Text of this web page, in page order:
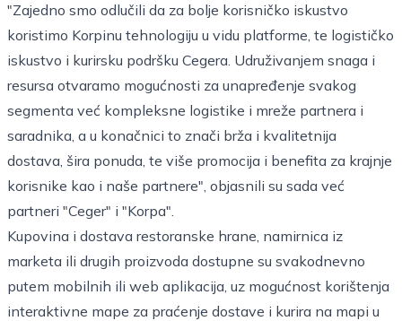
"Zajedno smo odlučili da za bolje korisničko iskustvo
koristimo Korpinu tehnologiju u vidu platforme, te logističko
iskustvo i kurirsku podršku Cegera. Udruživanjem snaga i
resursa otvaramo mogućnosti za unapređenje svakog
segmenta već kompleksne logistike i mreže partnera i
saradnika, a u konačnici to znači brža i kvalitetnija
dostava, šira ponuda, te više promocija i benefita za krajnje
korisnike kao i naše partnere", objasnili su sada već
partneri "Ceger" i "Korpa".
Kupovina i dostava restoranske hrane, namirnica iz
marketa ili drugih proizvoda dostupne su svakodnevno
putem mobilnih ili web aplikacija, uz mogućnost korištenja
interaktivne mape za praćenje dostave i kurira na mapi u